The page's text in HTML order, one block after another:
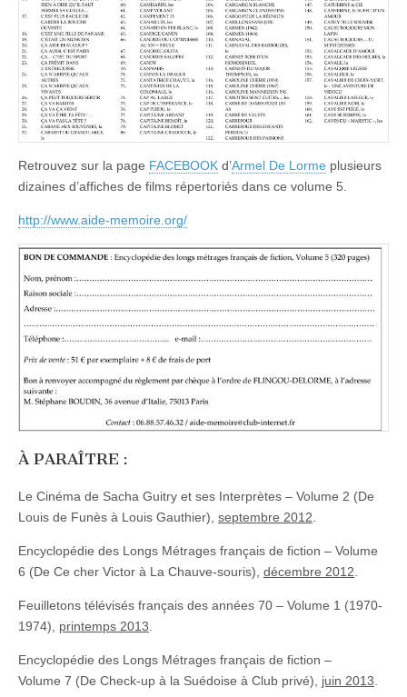
Retrouvez sur la page FACEBOOK d’Armel De Lorme plusieurs
dizaines d’affiches de films répertoriés dans ce volume 5.
http://www.aide-memoire.org/
À PARAÎTRE :
Le Cinéma de Sacha Guitry et ses Interprètes – Volume 2 (De
Louis de Funès à Louis Gauthier), septembre 2012
Encyclopédie des Longs Métrages français de fiction – Volume
6 (De Ce cher Victor à La Chauve-souris), décembre 2012
Feuilletons télévisés français des années 70 – Volume 1 (1970-
1974), printemps 2013
Encyclopédie des Longs Métrages français de fiction –
Volume 7 (De Check-up à la Suédoise à Club privé), juin 2013